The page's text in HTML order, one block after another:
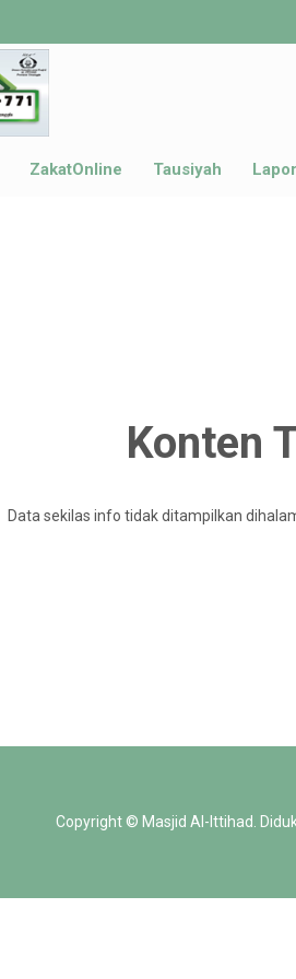
ZakatOnline Tausiyah
Konten
Data sekilas info tidak ditampilkan
Copyright © Masjid Al-Ittihad